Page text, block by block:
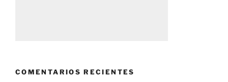
COMENTARIOS RECIENTES